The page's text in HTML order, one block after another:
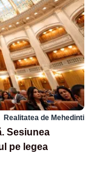
Realitatea de Mehedinti
Sesiunea
pe legea